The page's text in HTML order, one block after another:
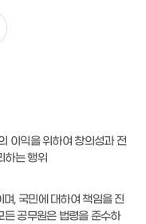
이익을 위하여 창의성과 전
하는 행위
, 국민에 대하여 책임을 진
공무원은 법령을 준수하